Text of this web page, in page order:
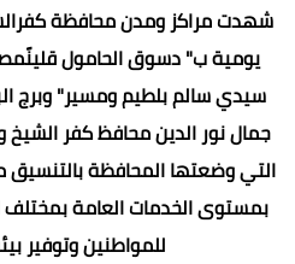
شهدت مراكز ومدن محافظة
يومية ب" دسوق الحامول
سيدي سالم بلطيم ومسير" وبرج
جمال نور الدين محافظ كفر
التي وضعتها المحافظة بالتنسيق
بمستوى الخدمات العامة
للمواطنين وتوفير